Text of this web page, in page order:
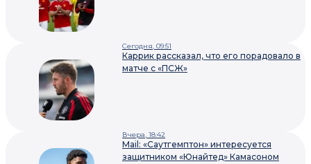
Сегодня, 09:51
Каррик рассказал, что его порадовало в
матче с «ПСЖ»
Вчера, 18:42
Mail: «Саутгемптон» интересуется
защитником «Юнайтед» Камасоном